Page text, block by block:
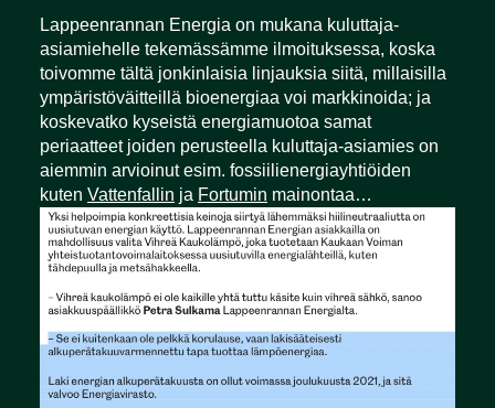
Lappeenrannan Energia on mukana kuluttaja-
asiamiehelle tekemässämme ilmoituksessa, koska
toivomme tältä jonkinlaisia linjauksia siitä, millaisilla
ympäristöväitteillä bioenergiaa voi markkinoida; ja
koskevatko kyseistä energiamuotoa samat
periaatteet joiden perusteella kuluttaja-asiamies on
aiemmin arvioinut esim. fossiilienergiayhtiöiden
kuten Vattenfallin ja Fortumin mainontaa…